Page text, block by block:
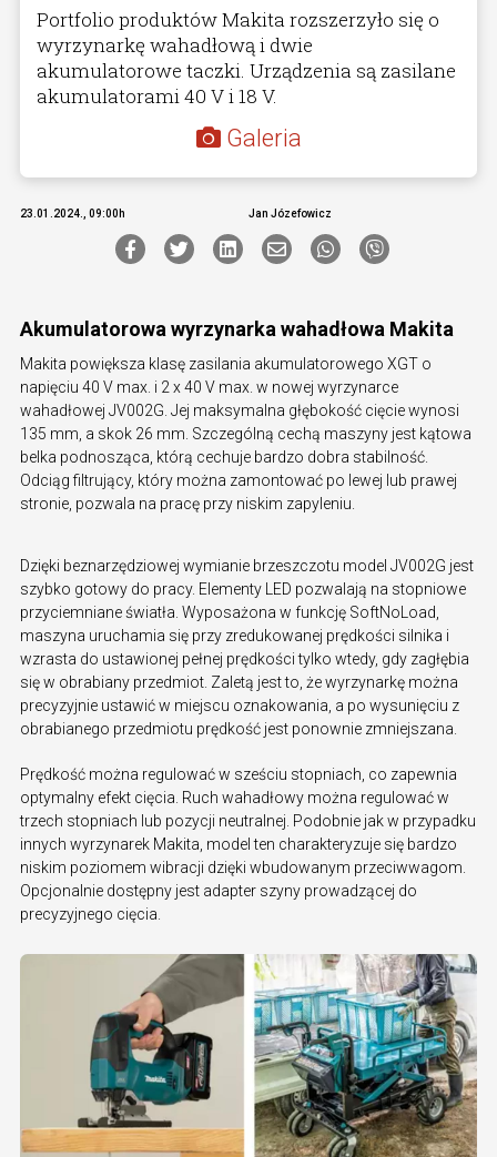
Portfolio produktów Makita rozszerzyło się o
wyrzynarkę wahadłową i dwie
akumulatorowe taczki. Urządzenia są zasilane
akumulatorami 40 V i 18 V.
Galeria
23.01.2024., 09:00h Jan Józefowicz
Akumulatorowa wyrzynarka wahadłowa Makita
Makita powiększa klasę zasilania akumulatorowego XGT o
napięciu 40 V max. i 2 x 40 V max. w nowej wyrzynarce
wahadłowej JV002G. Jej maksymalna głębokość cięcie wynosi
135 mm, a skok 26 mm. Szczególną cechą maszyny jest kątowa
belka podnosząca, którą cechuje bardzo dobra stabilność.
Odciąg filtrujący, który można zamontować po lewej lub prawej
stronie, pozwala na pracę przy niskim zapyleniu.
Dzięki beznarzędziowej wymianie brzeszczotu model JV002G jest
szybko gotowy do pracy. Elementy LED pozwalają na stopniowe
przyciemniane światła. Wyposażona w funkcję SoftNoLoad,
maszyna uruchamia się przy zredukowanej prędkości silnika i
wzrasta do ustawionej pełnej prędkości tylko wtedy, gdy zagłębia
się w obrabiany przedmiot. Zaletą jest to, że wyrzynarkę można
precyzyjnie ustawić w miejscu oznakowania, a po wysunięciu z
obrabianego przedmiotu prędkość jest ponownie zmniejszana.
Prędkość można regulować w sześciu stopniach, co zapewnia
optymalny efekt cięcia. Ruch wahadłowy można regulować w
trzech stopniach lub pozycji neutralnej. Podobnie jak w przypadku
innych wyrzynarek Makita, model ten charakteryzuje się bardzo
niskim poziomem wibracji dzięki wbudowanym przeciwwagom.
Opcjonalnie dostępny jest adapter szyny prowadzącej do
precyzyjnego cięcia.